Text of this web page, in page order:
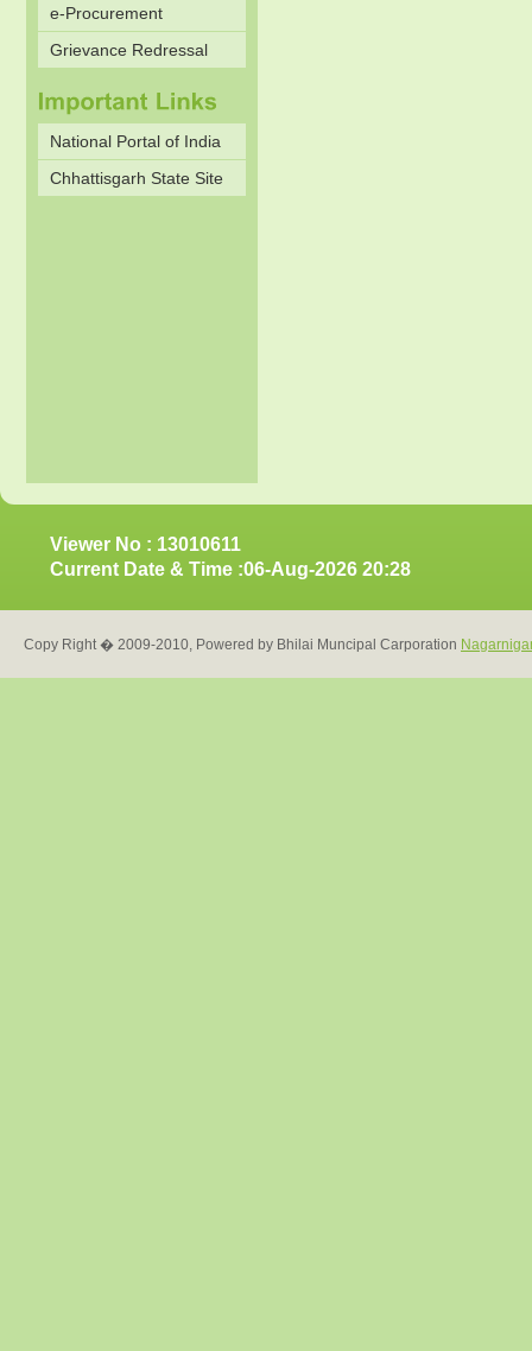
e-Procurement
Grievance Redressal
National Portal of India
Chhattisgarh State Site
Viewer No : 13010611
Current Date & Time :06-Aug-2026 20:28
Copy Right � 2009-2010, Powered by Bhilai Muncipal Carporation